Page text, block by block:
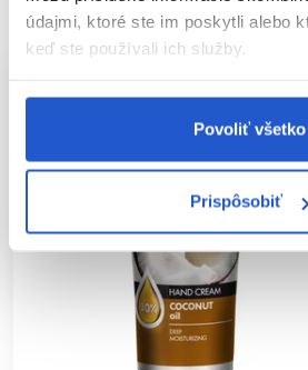
údajmi, ktoré ste im poskytli alebo
keď ste používali ich služby.
Povoliť všetko
Prispôsobiť